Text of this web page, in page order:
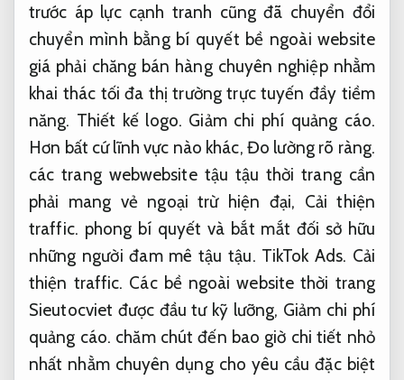
trước áp lực cạnh tranh cũng đã chuyển đổi
chuyển mình bằng bí quyết bề ngoài website
giá phải chăng bán hàng chuyên nghiệp nhằm
khai thác tối đa thị trường trực tuyến đầy tiềm
năng. Thiết kế logo. Giảm chi phí quảng cáo.
Hơn bất cứ lĩnh vực nào khác, Đo lường rõ ràng.
các trang webwebsite tậu tậu thời trang cần
phải mang vẻ ngoại trừ hiện đại, Cải thiện
traffic. phong bí quyết và bắt mắt đối sở hữu
những người đam mê tậu tậu. TikTok Ads. Cải
thiện traffic. Các bề ngoài website thời trang
Sieutocviet được đầu tư kỹ lưỡng, Giảm chi phí
quảng cáo. chăm chút đến bao giờ chi tiết nhỏ
nhất nhằm chuyên dụng cho yêu cầu đặc biệt